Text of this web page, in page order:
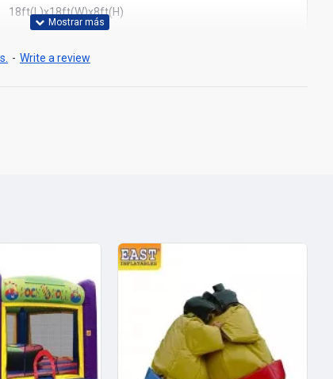
18ft(L)x18ft(W)x8ft(H)
- Write a review